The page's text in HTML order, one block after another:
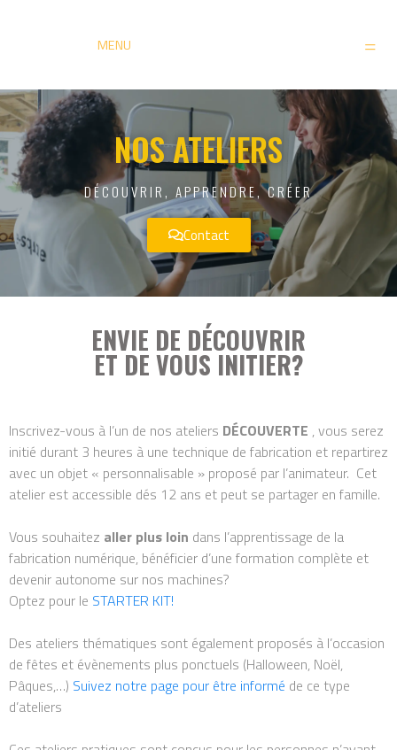
MENU
NOS ATELIERS
DÉCOUVRIR, APPRENDRE, CRÉER
Contact
ENVIE DE DÉCOUVRIR
ET DE VOUS INITIER?
Inscrivez-vous à l’un de nos ateliers DÉCOUVERTE , vous serez
initié durant 3 heures à une technique de fabrication et repartirez
avec un objet « personnalisable » proposé par l’animateur. Cet
atelier est accessible dés 12 ans et peut se partager en famille.
Vous souhaitez aller plus loin dans l’apprentissage de la
fabrication numérique, bénéficier d’une formation complète et
devenir autonome sur nos machines?
Optez pour le STARTER KIT!
Des ateliers thématiques sont également proposés à l’occasion
de fêtes et évènements plus ponctuels (Halloween, Noël,
Pâques,…) Suivez notre page pour être informé de ce type
d’ateliers